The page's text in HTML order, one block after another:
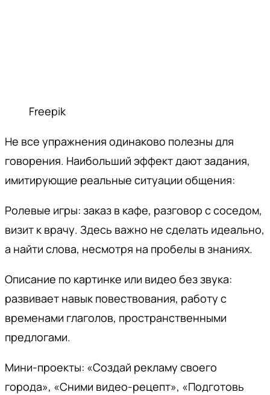
Freepik
Не все упражнения одинаково полезны для
говорения. Наибольший эффект дают задания,
имитирующие реальные ситуации общения:
Ролевые игры: заказ в кафе, разговор с соседом,
визит к врачу. Здесь важно не сделать идеально,
а найти слова, несмотря на пробелы в знаниях.
Описание по картинке или видео без звука:
развивает навык повествования, работу с
временами глаголов, пространственными
предлогами.
Мини-проекты: «Создай рекламу своего
города», «Сними видео-рецепт», «Подготовь